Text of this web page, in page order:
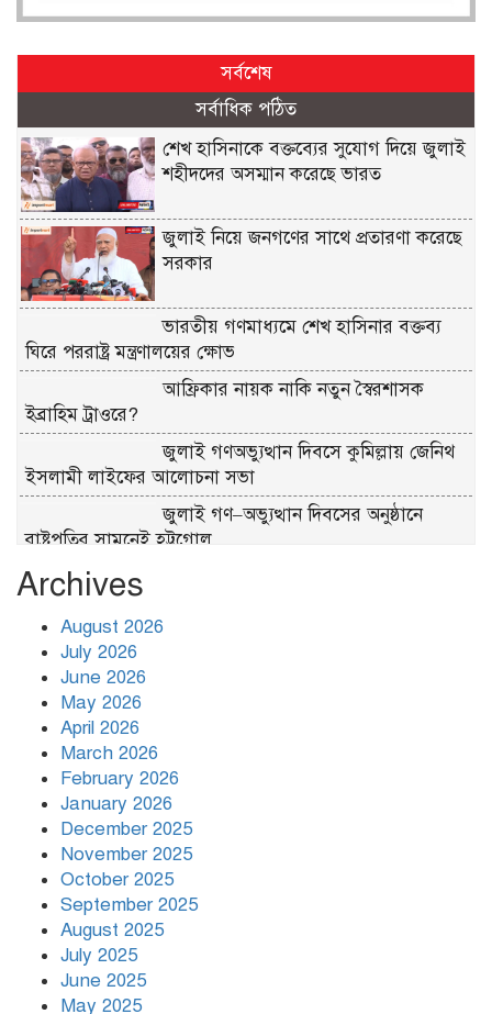
সর্বশেষ
সর্বাধিক পঠিত
শেখ হাসিনাকে বক্তব্যের সুযোগ দিয়ে জুলাই
শহীদদের অসম্মান করেছে ভারত
জুলাই নিয়ে জনগণের সাথে প্রতারণা করেছে
সরকার
ভারতীয় গণমাধ্যমে শেখ হাসিনার বক্তব্য
ঘিরে পররাষ্ট্র মন্ত্রণালয়ের ক্ষোভ
আফ্রিকার নায়ক নাকি নতুন স্বৈরশাসক
ইব্রাহিম ট্রাওরে?
জুলাই গণঅভ্যুত্থান দিবসে কুমিল্লায় জেনিথ
ইসলামী লাইফের আলোচনা সভা
জুলাই গণ–অভ্যুত্থান দিবসের অনুষ্ঠানে
রাষ্ট্রপতির সামনেই হট্টগোল
আ. লীগের প্রোগ্রাম করার অভিযোগে হামলা,
ফেসবুকে বিচার দাবি আইনজীবীর
Archives
August 2026
July 2026
June 2026
May 2026
April 2026
March 2026
February 2026
January 2026
December 2025
November 2025
October 2025
September 2025
August 2025
July 2025
June 2025
May 2025